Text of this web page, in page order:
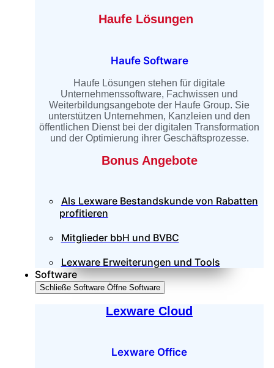
Haufe Lösungen
Haufe Software
Haufe Lösungen stehen für digitale
Unternehmenssoftware, Fachwissen und
Weiterbildungsangebote der Haufe Group. Sie
unterstützen Unternehmen, Kanzleien und den
öffentlichen Dienst bei der digitalen Transformation
und der Optimierung ihrer Geschäftsprozesse.
Bonus Angebote
Als Lexware Bestandskunde von Rabatten
profitieren
Mitglieder bbH und BVBC
Lexware Erweiterungen und Tools
Software
Schließe Software Öffne Software
Lexware Cloud
Lexware Office